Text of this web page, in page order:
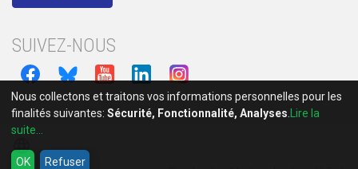
SUIVEZ-NOUS
language
Nous collectons et traitons vos informations personnelles pour les
finalités suivantes: Sécurité, Fonctionnalité, Analyses
Lire la
suite...
OK Refuser